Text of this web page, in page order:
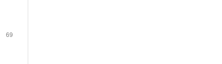
69